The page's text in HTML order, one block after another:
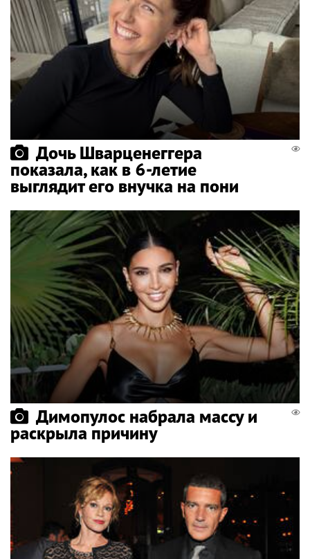
Дочь Шварценеггера
показала, как в 6-летие
выглядит его внучка на пони
Димопулос набрала массу и
раскрыла причину